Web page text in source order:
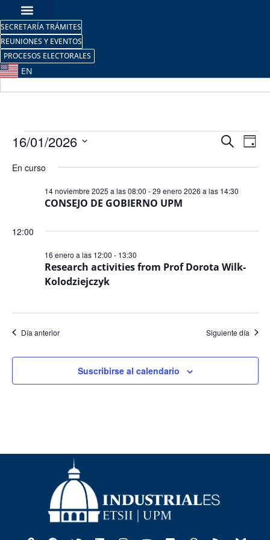
SECRETARÍA TRÁMITES
REUNIONES Y EVENTOS
PROCESOS ELECTORALES
EN
de
de
BuscarDía
16/01/2026
la
fecha.
En curso
CONSEJO DE GOBIERNO UPM
14 noviembre 2025 a las 08:00 -29 enero 2026 a las 14:30
12:00
Research activities from Prof Dorota Wilk-
Kolodziejczyk
16 enero a las 12:00 - 13:30
Día anterior Siguiente día
Suscribirse al calendario